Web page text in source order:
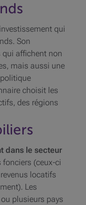
qui
Son
affichent non
mais aussi une
choisit les
des régions
dans le secteur
(ceux-ci
locatifs
Les
plusieurs pays